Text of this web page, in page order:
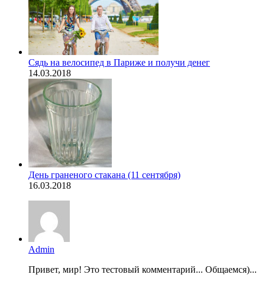
Сядь на велосипед в Париже и получи денег
14.03.2018
День граненого стакана (11 сентября)
16.03.2018
Admin
Привет, мир! Это тестовый комментарий... Общаемся)...